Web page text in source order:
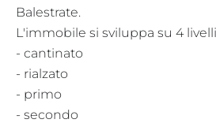
Balestrate.
L'immobile si sviluppa su 4
- cantinato
- rialzato
- primo
- secondo